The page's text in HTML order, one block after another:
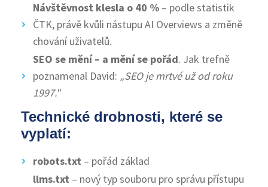
Návštěvnost klesla o 40 % – podle statistik
ČTK, právě kvůli nástupu AI Overviews a změně
chování uživatelů.
SEO se mění – a mění se pořád. Jak trefně
poznamenal David: „SEO je mrtvé už od roku
1997."
Technické drobnosti, které se
vyplatí:
robots.txt – pořád základ
llms.txt – nový typ souboru pro správu přístupu